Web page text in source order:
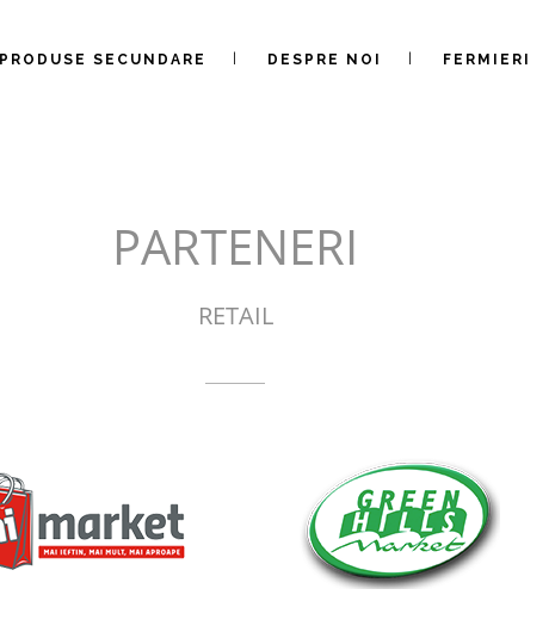
PRODUSE SECUNDARE DESPRE NOI FERMIERI
PARTENERI
RETAIL